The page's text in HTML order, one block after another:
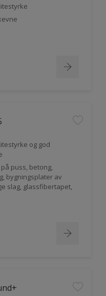
og god
puss, betong,
bygningsplater av
slag, glassfibertapet,